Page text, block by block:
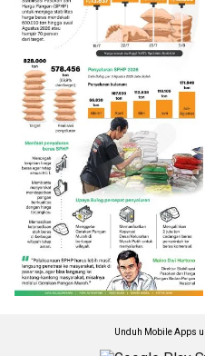
Unduh Mobile Apps